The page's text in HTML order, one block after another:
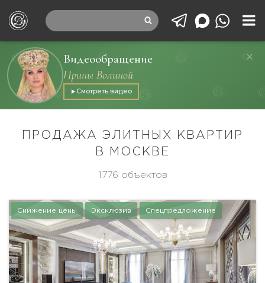
Видеообращение
Ирины Волиной
Смотреть видео
ПРОДАЖА ЭЛИТНЫХ КВАРТИР
В МОСКВЕ
1776 объектов
Снижение цены Эксклюзив Спецпредложение